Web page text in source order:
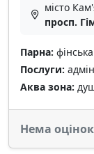
місто
просп.
Парна:
Послуги:
Аква зона:
Нема оцінок